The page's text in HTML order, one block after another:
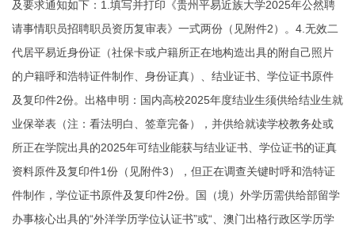
及要求通知如下：1.填写并打印《贵州平易近族大学2025年公然聘
请事情职员招聘职员资历复审表》一式两份（见附件2）。4.无效二
代居平易近身份证（社保卡或户籍所正在地构造出具的附自己照片
的户籍呼和浩特证件制作、身份证真）、结业证书、学位证书原件
及复印件2份。出格申明：国内高校2025年度结业生须供给结业生就
业保举表（注：看法明白、签章完备），并供给就读学校教务处或
所正在学院出具的2025年可结业能获与结业证书、学位证书的证真
资料原件及复印件1份（见附件3），但正在调查关键时呼和浩特证
件制作，学位证书原件及复印件2份。国（境）外学历需供给部留学
办事核心出具的“外洋学历学位认证书”或“、澳门出格行政区学历学